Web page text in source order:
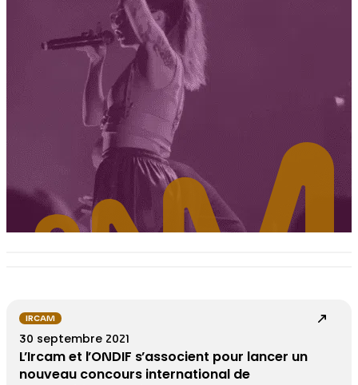
IRCAM
30 septembre 2021
L’Ircam et l’ONDIF s’associent pour lancer un
nouveau concours international de